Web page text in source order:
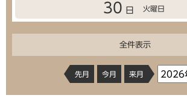
30 日 火曜日
全件表示
先月 今月 来月